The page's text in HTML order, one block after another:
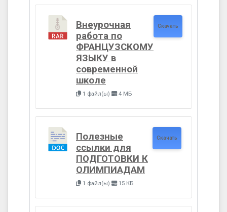
Внеурочная
работа по
ФРАНЦУЗСКОМУ
ЯЗЫКУ в
современной
школе
1 файл(ы) 4 МБ
Скачать
Полезные
ссылки для
ПОДГОТОВКИ К
ОЛИМПИАДАМ
1 файл(ы) 15 КБ
Скачать